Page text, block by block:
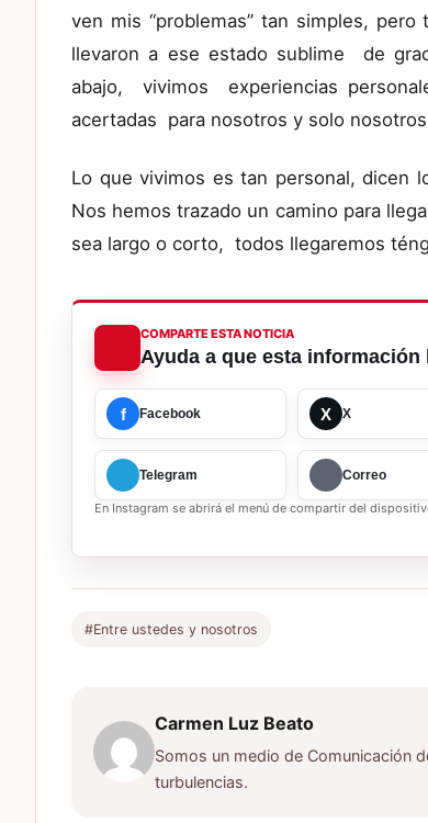
ven mis “problemas” tan simples,
llevaron a ese estado sublime de
abajo, vivimos experiencias
acertadas para nosotros y solo
Lo que vivimos es tan personal, dicen
Nos hemos trazado un camino para
sea largo o corto, todos llegaremos
COMPARTE ESTA NOTICIA
Ayuda a que esta
f Facebook X X
Telegram Correo
En Instagram se abrirá el menú de compartir del
#Entre ustedes y nosotros
Carmen Luz Beato
Somos un medio de Comunicación
turbulencias.